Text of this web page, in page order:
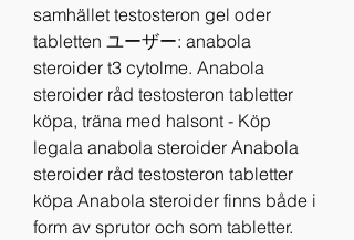
samhället testosteron gel oder
tabletten ユーザー: anabola
steroider t3 cytolme. Anabola
steroider råd testosteron tabletter
köpa, träna med halsont - Köp
legala anabola steroider Anabola
steroider råd testosteron tabletter
köpa Anabola steroider finns både i
form av sprutor och som tabletter.